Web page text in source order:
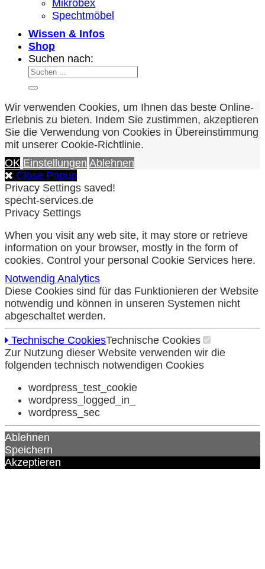
Mikrobex
Spechtmöbel
Wissen & Infos
Shop
Suchen nach:
Wir verwenden Cookies, um Ihnen das beste Online-
Erlebnis zu bieten. Indem Sie zustimmen, akzeptieren
Sie die Verwendung von Cookies in Übereinstimmung
mit unserer Cookie-Richtlinie.
OK Einstellungen Ablehnen
Close Popup
Privacy Settings saved!
specht-services.de
Privacy Settings
When you visit any web site, it may store or retrieve
information on your browser, mostly in the form of
cookies. Control your personal Cookie Services here.
Notwendig Analytics
Diese Cookies sind für das Funktionieren der Website
notwendig und können in unseren Systemen nicht
abgeschaltet werden.
Technische CookiesTechnische Cookies
Zur Nutzung dieser Website verwenden wir die
folgenden technisch notwendigen Cookies
wordpress_test_cookie
wordpress_logged_in_
wordpress_sec
Ablehnen
Speichern
Akzeptieren